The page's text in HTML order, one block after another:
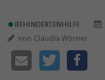
• BEHINDERTENHILFE
von Claudia Wörner